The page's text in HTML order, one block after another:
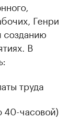
Генри
созданию
В
труда
40-часовой)